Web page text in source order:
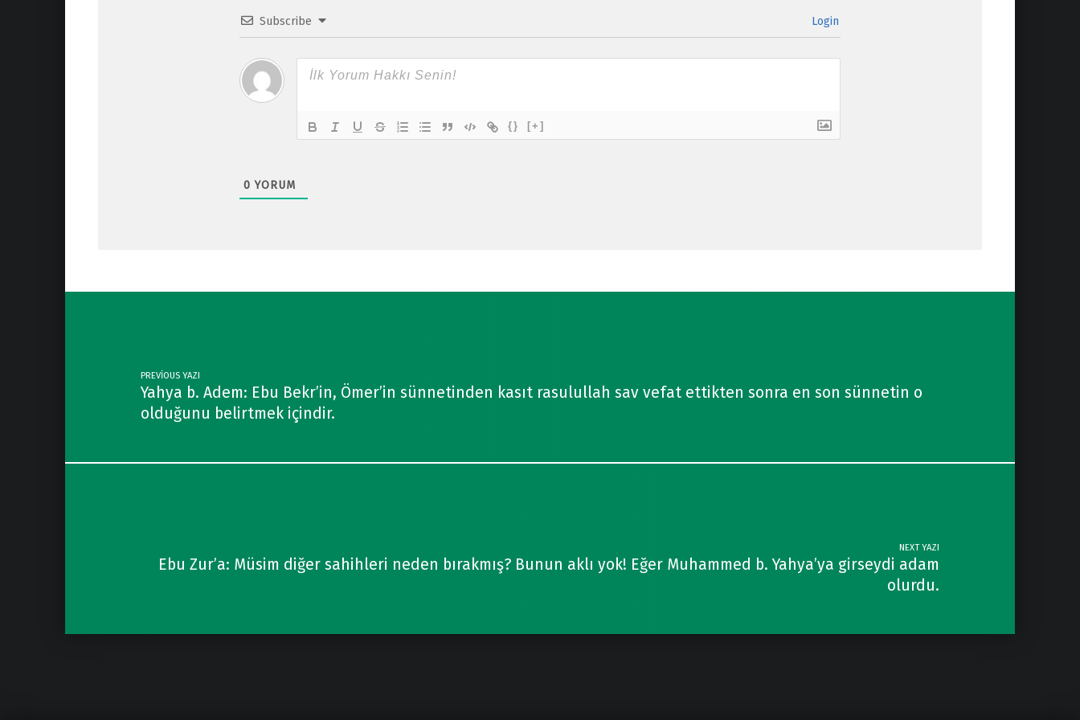
Subscribe Login
{} [+]
0 YORUM
Post navigation
PREVIOUS YAZI
Yahya b. Adem: Ebu Bekr’in, Ömer’in sünnetinden kasıt rasulullah sav vefat ettikten sonra en son sünnetin o
olduğunu belirtmek içindir.
NEXT YAZI
Ebu Zur’a: Müsim diğer sahihleri neden bırakmış? Bunun aklı yok! Eğer Muhammed b. Yahya’ya girseydi adam
olurdu.